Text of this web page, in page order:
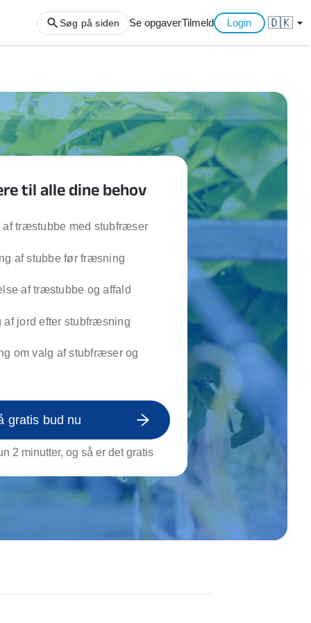
af haveaffald
af storskrald
hvidevarer
af tagrende
rengøring
Søg på siden Se opgaverTilmeld Login 🇩🇰 arrow_drop_down
til alle dine behov
af træstubbe med stubfræser
af stubbe før fræsning
af træstubbe og affald
af jord efter stubfræsning
om valg af stubfræser og
gratis bud nu
2 minutter, og så er det gratis